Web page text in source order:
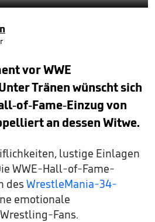
vor WWE
Tränen wünscht sich
of-Fame-Einzug von
an dessen Witwe.
lustige Einlagen
WWE-Hall-of-Fame-
des WrestleMania-34-
emotionale
Fans.